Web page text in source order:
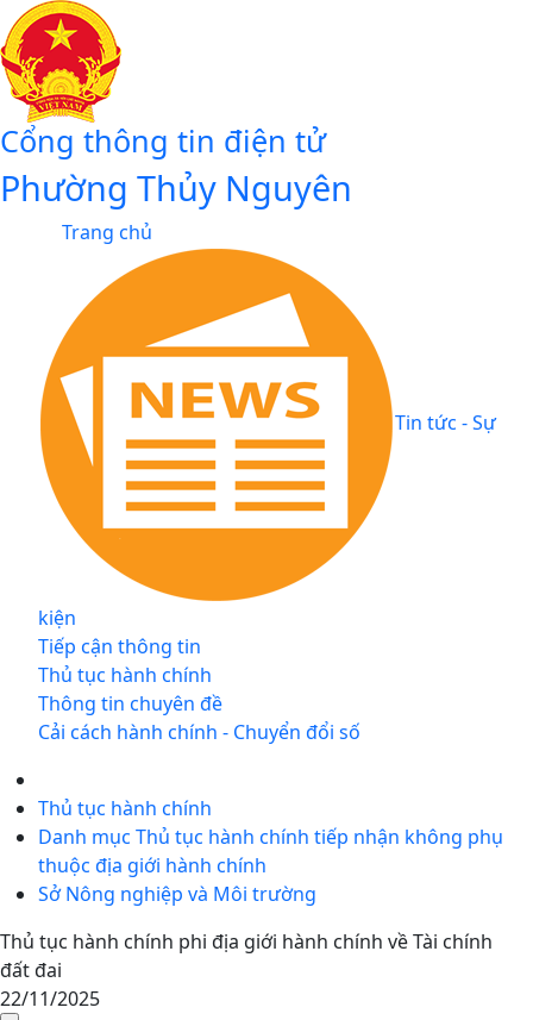
Cổng thông tin điện tử
Phường Thủy Nguyên
Trang chủ
Tin tức - Sự
kiện
Tiếp cận thông tin
Thủ tục hành chính
Thông tin chuyên đề
Cải cách hành chính - Chuyển đổi số
Thủ tục hành chính
Danh mục Thủ tục hành chính tiếp nhận không phụ
thuộc địa giới hành chính
Sở Nông nghiệp và Môi trường
Thủ tục hành chính phi địa giới hành chính về Tài chính
đất đai
22/11/2025